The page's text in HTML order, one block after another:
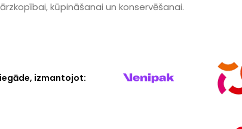
kūpināšanai un konservēšanai.
izmantojot: